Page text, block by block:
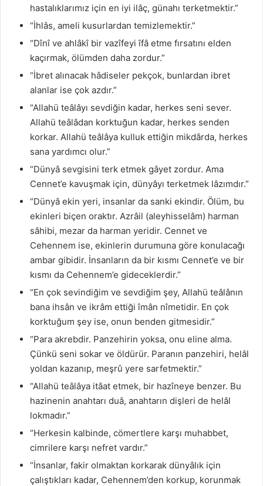
hastalıklarımız için en iyi ilâç, günahı terketmektir.”
“İhlâs, ameli kusurlardan temizlemektir.”
“Dînî ve ahlâkî bir vazîfeyi îfâ etme fırsatını elden
kaçırmak, ölümden daha zordur.”
“İbret alınacak hâdiseler pekçok, bunlardan ibret
alanlar ise çok azdır.”
“Allahü teâlâyı sevdiğin kadar, herkes seni sever.
Allahü teâlâdan korktuğun kadar, herkes senden
korkar. Allahü teâlâya kulluk ettiğin mikdârda, herkes
sana yardımcı olur.”
“Dünyâ sevgisini terk etmek gâyet zordur. Ama
Cennet’e kavuşmak için, dünyâyı terketmek lâzımdır.”
“Dünyâ ekin yeri, insanlar da sanki ekindir. Ölüm, bu
ekinleri biçen oraktır. Azrâil (aleyhisselâm) harman
sâhibi, mezar da harman yeridir. Cennet ve
Cehennem ise, ekinlerin durumuna göre konulacağı
ambar gibidir. İnsanların da bir kısmı Cennet’e ve bir
kısmı da Cehennem’e gideceklerdir.”
“En çok sevindiğim ve sevdiğim şey, Allahü teâlânın
bana ihsân ve ikrâm ettiği îmân nîmetidir. En çok
korktuğum şey ise, onun benden gitmesidir.”
“Para akrebdir. Panzehirin yoksa, onu eline alma.
Çünkü seni sokar ve öldürür. Paranın panzehiri, helâl
yoldan kazanıp, meşrû yere sarfetmektir.”
“Allahü teâlâya itâat etmek, bir hazîneye benzer. Bu
hazinenin anahtarı duâ, anahtarın dişleri de helâl
lokmadır.”
“Herkesin kalbinde, cömertlere karşı muhabbet,
cimrilere karşı nefret vardır.”
“İnsanlar, fakir olmaktan korkarak dünyâlık için
çalıştıkları kadar, Cehennem’den korkup, korunmak